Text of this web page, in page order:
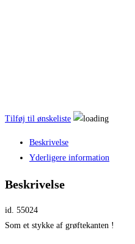
Tilføj til ønskeliste
Beskrivelse
Yderligere information
Beskrivelse
id. 55024
Som et stykke af grøftekanten !